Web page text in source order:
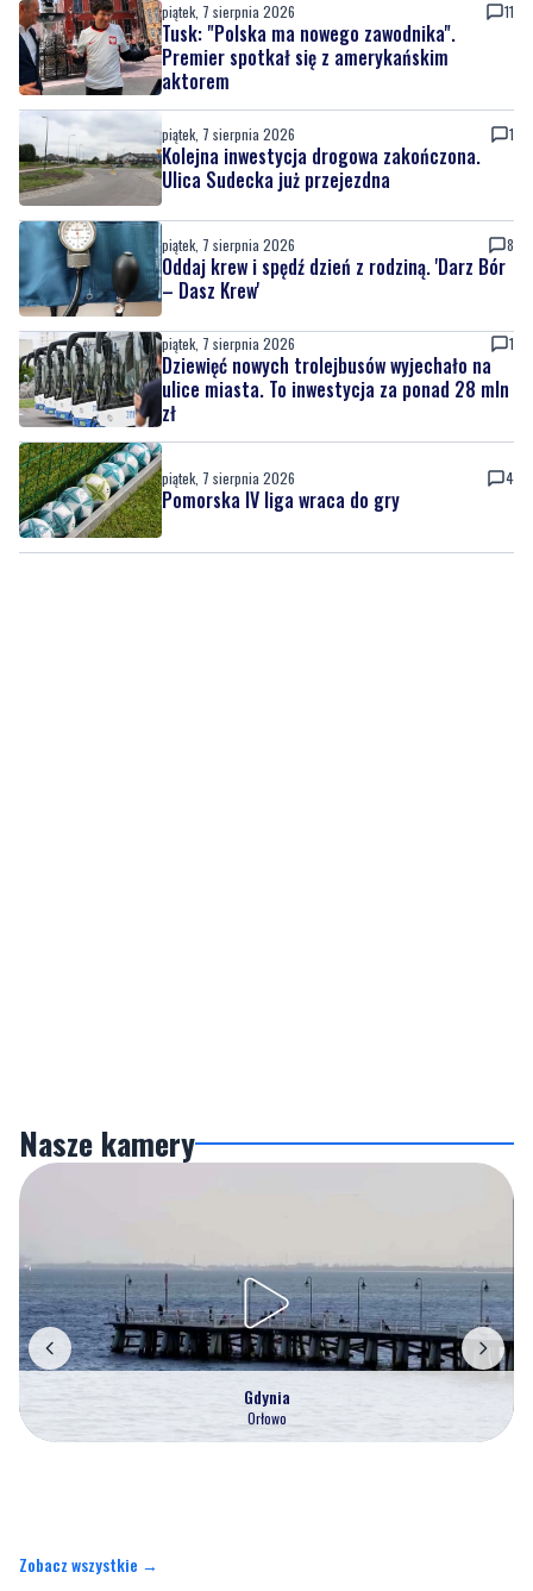
piątek, 7 sierpnia 2026 11
Tusk: "Polska ma nowego zawodnika".
Premier spotkał się z amerykańskim
aktorem
piątek, 7 sierpnia 2026 1
Kolejna inwestycja drogowa zakończona.
Ulica Sudecka już przejezdna
piątek, 7 sierpnia 2026 8
Oddaj krew i spędź dzień z rodziną. 'Darz Bór
– Dasz Krew'
piątek, 7 sierpnia 2026 1
Dziewięć nowych trolejbusów wyjechało na
ulice miasta. To inwestycja za ponad 28 mln
zł
piątek, 7 sierpnia 2026 4
Pomorska IV liga wraca do gry
Nasze kamery
Gdynia
Orłowo
Zobacz wszystkie →